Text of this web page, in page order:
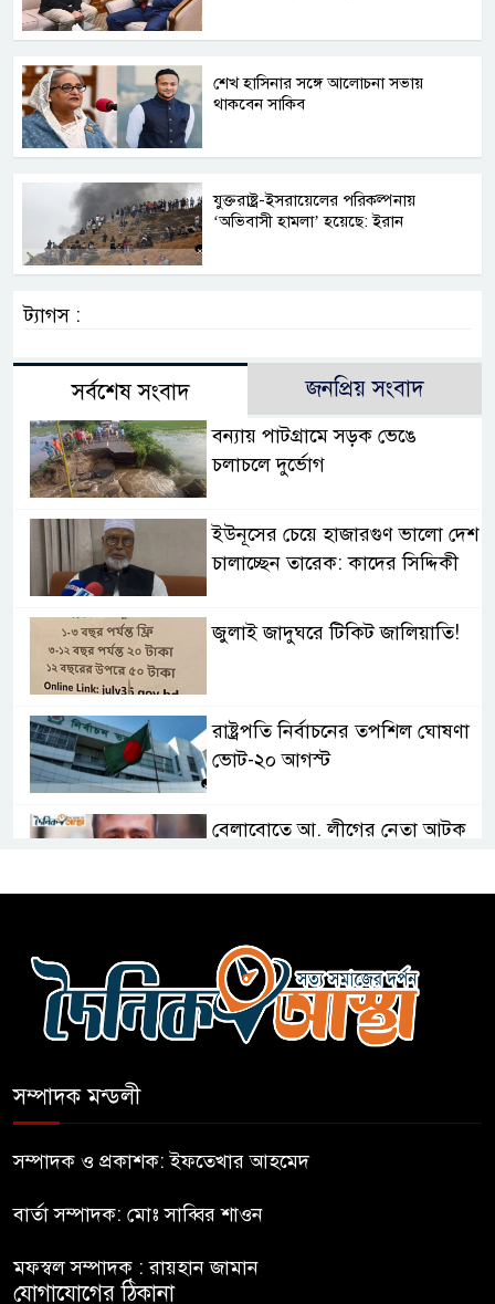
শেখ হাসিনার সঙ্গে আলোচনা সভায়
থাকবেন সাকিব
যুক্তরাষ্ট্র-ইসরায়েলের পরিকল্পনায়
‘অভিবাসী হামলা’ হয়েছে: ইরান
ট্যাগস :
সর্বশেষ সংবাদ জনপ্রিয় সংবাদ
বন্যায় পাটগ্রামে সড়ক ভেঙে
চলাচলে দুর্ভোগ
ইউনূসের চেয়ে হাজারগুণ ভালো দেশ
চালাচ্ছেন তারেক: কাদের সিদ্দিকী
জুলাই জাদুঘরে টিকিট জালিয়াতি!
রাষ্ট্রপতি নির্বাচনের তপশিল ঘোষণা
ভোট-২০ আগস্ট
বেলাবোতে আ. লীগের নেতা আটক
ছাড়লেন ১১ দলের নেতারা
এআই বক্তব্য দিয়েছে শেখ হাসিনা
ঐক্যের পদযাত্রা আটকে দিলো
সুযোগ দেওয়ায় ঢাকার ক্ষোভ
সম্পাদক মন্ডলী
সম্পাদক ও প্রকাশক: ইফতেখার আহমেদ
বার্তা সম্পাদক: মোঃ সাব্বির শাওন
মফস্বল সম্পাদক : রায়হান জামান
যোগাযোগের ঠিকানা